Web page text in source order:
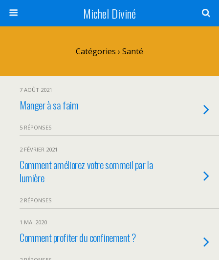
Michel Diviné
Catégories › Santé
7 AOÛT 2021
Manger à sa faim
5 RÉPONSES
2 FÉVRIER 2021
Comment améliorez votre sommeil par la
lumière
2 RÉPONSES
1 MAI 2020
Comment profiter du confinement ?